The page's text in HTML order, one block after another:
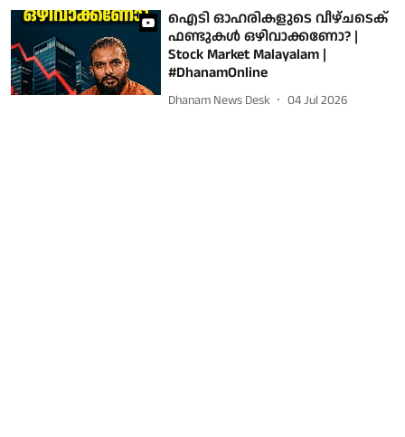
ഐടി ഓഹരികളുടെ വീഴ്ചടെക്
ഫണ്ടുകൾ ഒഴിവാക്കണോ? |
Stock Market Malayalam |
#DhanamOnline
Dhanam News Desk 04 Jul 2026